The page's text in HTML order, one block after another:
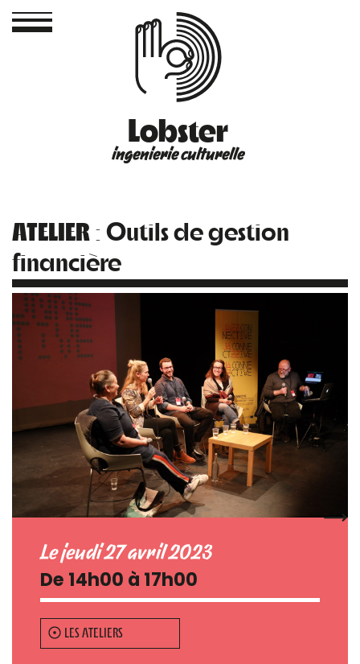
Lobster
ingenierie culturelle
ATELIER : Outils de gestion
financière
Le jeudi 27 avril 2023
De 14h00 à 17h00
LES ATELIERS